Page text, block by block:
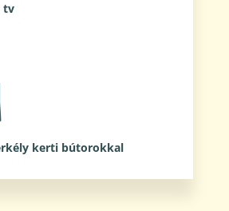
tv
kerti bútorokkal